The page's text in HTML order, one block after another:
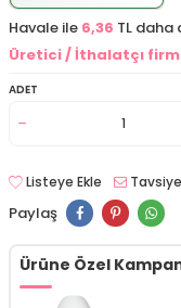
Havale ile 6,36 TL daha
Üretici / İthalatçı
ADET
Listeye Ekle
Paylaş
Ürüne Özel